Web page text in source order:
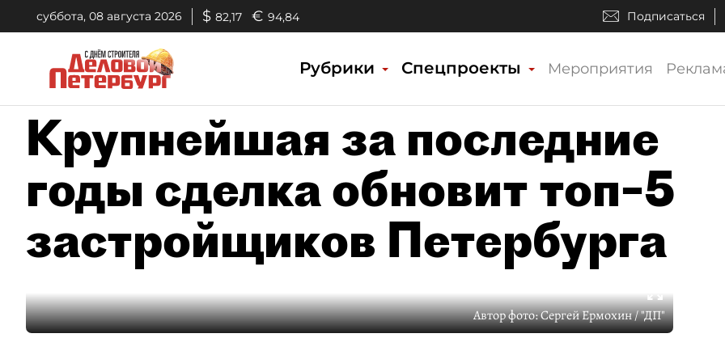
суббота, 08 августа 2026 $ 82,17 € 94,84 Подписаться
Рубрики Спецпроекты Мероприятия
Крупнейшая за последние
годы сделка обновит топ–5
застройщиков Петербурга
Автор фото:Сергей Ермохин / "ДП"